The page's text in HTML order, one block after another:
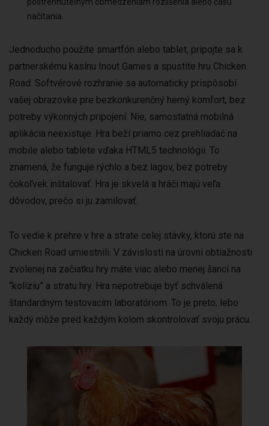
postrehnuteľným obmedzeniam rozlíšenia alebo času
načítania.
Jednoducho použite smartfón alebo tablet, pripojte sa k
partnerskému kasínu Inout Games a spustíte hru Chicken
Road. Softvérové rozhranie sa automaticky prispôsobí
vašej obrazovke pre bezkonkurenčný herný komfort, bez
potreby výkonných pripojení. Nie, samostatná mobilná
aplikácia neexistuje. Hra beží priamo cez prehliadač na
mobile alebo tablete vďaka HTML5 technológii. To
znamená, že funguje rýchlo a bez lagov, bez potreby
čokoľvek inštalovať. Hra je skvelá a hráči majú veľa
dôvodov, prečo si ju zamilovať.
To vedie k prehre v hre a strate celej stávky, ktorú ste na
Chicken Road umiestnili. V závislosti na úrovni obtiažnosti
zvolenej na začiatku hry máte viac alebo menej šancí na
“kolíziu” a stratu hry. Hra nepotrebuje byť schválená
štandardným testovacím laboratóriom. To je preto, lebo
každý môže pred každým kolom skontrolovať svoju prácu.